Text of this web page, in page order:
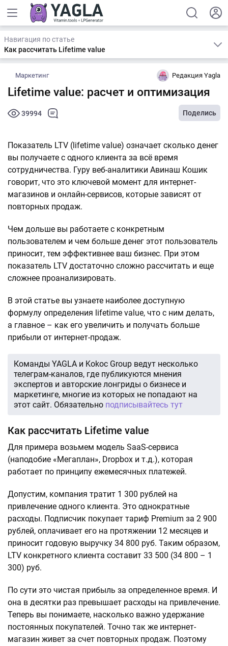
Навигация по статье
Как рассчитать Lifetime value
Маркетинг Редакция Yagla
Lifetime value: расчет и оптимизация
39994 Поделись
Показатель LTV (lifetime value) означает сколько денег
вы получаете с одного клиента за всё время
сотрудничества. Гуру веб-аналитики Авинаш Кошик
говорит, что это ключевой момент для интернет-
магазинов и онлайн-сервисов, которые зависят от
повторных продаж.
Чем дольше вы работаете с конкретным
пользователем и чем больше денег этот пользователь
приносит, тем эффективнее ваш бизнес. При этом
показатель LTV достаточно сложно рассчитать и еще
сложнее проанализировать.
В этой статье вы узнаете наиболее доступную
формулу определения lifetime value, что с ним делать,
а главное – как его увеличить и получать больше
прибыли от интернет-продаж.
Команды YAGLA и Kokoc Group ведут несколько
телеграм-каналов, где публикуются мнения
экспертов и авторские лонгриды о бизнесе и
маркетинге, многие из которых не попадают на
этот сайт. Обязательно подписывайтесь тут
Как рассчитать Lifetime value
Для примера возьмем модель SaaS-сервиса
(наподобие «Мегаплан», Dropbox и т.д.), которая
работает по принципу ежемесячных платежей.
Допустим, компания тратит 1 300 рублей на
привлечение одного клиента. Это однократные
расходы. Подписчик покупает тариф Premium за 2 900
рублей, оплачивает его на протяжении 12 месяцев и
приносит годовую выручку 34 800 руб. Таким образом,
LTV конкретного клиента составит 33 500 (34 800 – 1
300) руб.
По сути это чистая прибыль за определенное время. И
она в десятки раз превышает расходы на привлечение.
Теперь вы понимаете, насколько важно удержание
постоянных покупателей. Точно так же интернет-
магазин живет за счет повторных продаж. Поэтому